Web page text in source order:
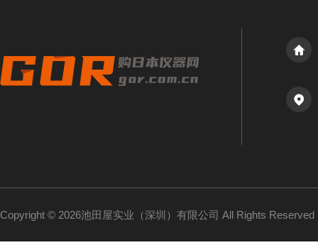
Copyright © 2026池田屋实业（深圳）有限公司 All Rights